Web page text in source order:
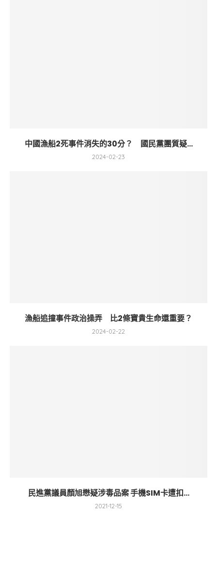
中國漁船2死事件消失的30分？ 國民黨團質疑...
2024-02-23
漁船追撞事件政治操弄 比2條寶貴生命還重要？
2024-02-22
民進黨議員顏旭懋疑涉毒品案 手機SIM卡遭扣...
2021-12-15